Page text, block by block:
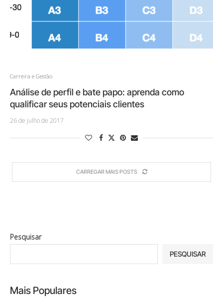
Carreira e Gestão
Análise de perfil e bate papo: aprenda como
qualificar seus potenciais clientes
26 de julho de 2017
CARREGAR MAIS POSTS
Pesquisar
PESQUISAR
Mais Populares